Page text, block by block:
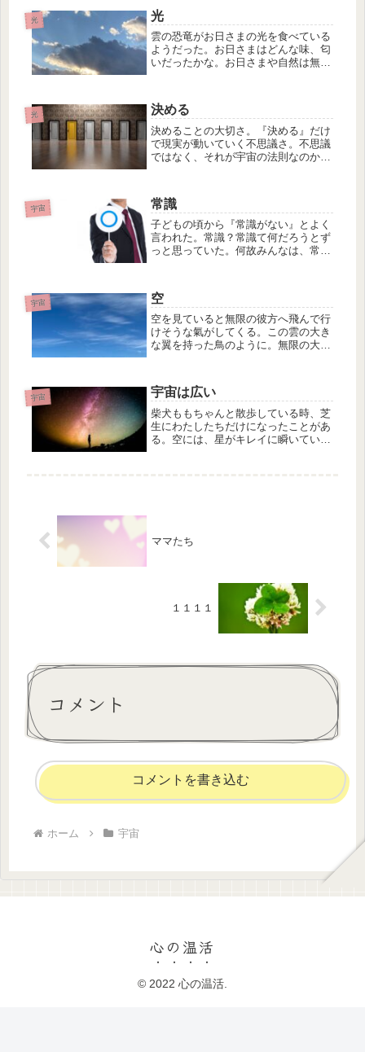
思い通りに動いてくれてくれたか
ら、、、などの自分の思いが入った条
件付きの愛、...
光 光
雲の恐竜がお日さまの光を食べている
ようだった。お日さまはどんな味、匂
いだったかな。お日さまや自然は無限
の違いがあるのだろうか、ないのだろ
うか、、、人が無限の愛を表現できる
よ...
光 決める
決めることの大切さ。『決める』だけ
で現実が動いていく不思議さ。不思議
ではなく、それが宇宙の法則なのかも
だったら宇宙からの応援がどんどん入
ってきます。けれども、宇宙からの応
援...
宇宙 常識
子どもの頃から『常識がない』とよく
言われた。常識？常識て何だろうとず
っと思っていた。何故みんなは、常識
か？！家庭の常識、地域の常識、関東
の常識、関西の常識、日本の常識、世
界...
宇宙 空
空を見ていると無限の彼方へ飛んで行
けそうな氣がしてくる。この雲の大き
な翼を持った鳥のように。無限の大空
宇宙 宇宙は広い
柴犬ももちゃんと散歩している時、芝
生にわたしたちだけになったことがあ
る。空には、星がキレイに瞬いてい
ママたち
１１１１
コメント
コメントを書き込む
ホーム 宇宙
心の温活
© 2022 心の温活.